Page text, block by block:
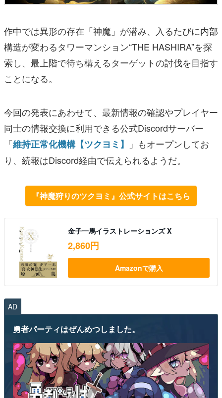
作中では異形の存在「神魔」が潜み、入るたびに内部
構造が変わるタワーマンション“THE HASHIRA”を探
索し、最上階で待ち構えるターゲットの討伐を目指す
ことになる。
今回の発表にあわせて、最新情報の確認やプレイヤー
同士の情報交換に利用できる公式Discordサーバー
「維持正常化機構【ツクヨミ】
」もオープンしてお
り、続報はDiscord経由で伝えられるようだ。
『神魔狩りのツクヨミ』公式サイトはこちら
金子一馬イラストレーションズ X
2,860円
Amazonで購入
AD
勇者パーティはぜんめつしました。